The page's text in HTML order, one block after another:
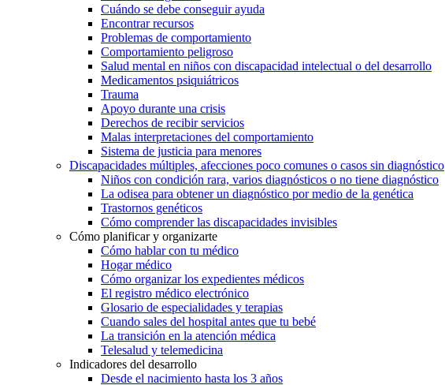
Cuándo se debe conseguir ayuda
Encontrar recursos
Problemas de comportamiento
Comportamiento peligroso
Salud mental en niños con discapacidad intelectual o del desarrollo
Medicamentos psiquiátricos
Trauma
Apoyo durante una crisis
Derechos de recibir servicios
Malas interpretaciones del comportamiento
Sistema de justicia para menores
Discapacidades múltiples, afecciones poco comunes o casos sin diagnóstico
Niños con condición rara, varios diagnósticos o no tiene diagnóstico
La odisea para obtener un diagnóstico por medio de la genética
Trastornos genéticos
Cómo comprender las discapacidades invisibles
Cómo planificar y organizarte
Cómo hablar con tu médico
Hogar médico
Cómo organizar los expedientes médicos
El registro médico electrónico
Glosario de especialidades y terapias
Cuando sales del hospital antes que tu bebé
La transición en la atención médica
Telesalud y telemedicina
Indicadores del desarrollo
Desde el nacimiento hasta los 3 años